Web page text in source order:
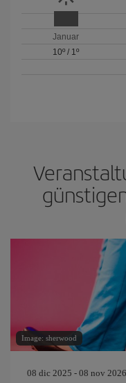
Januar
10º / 1º
Image: sherwood
08 dic 2025 - 08 nov 2026